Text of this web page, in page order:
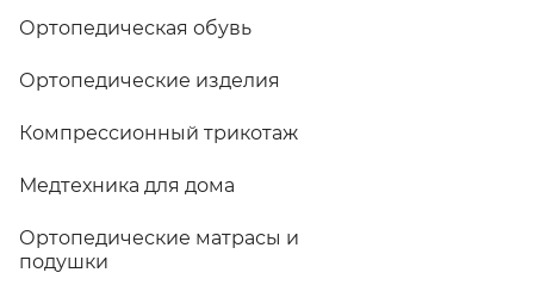
Ортопедическая обувь
Ортопедические изделия
Компрессионный трикотаж
Медтехника для дома
Ортопедические матрасы и
подушки